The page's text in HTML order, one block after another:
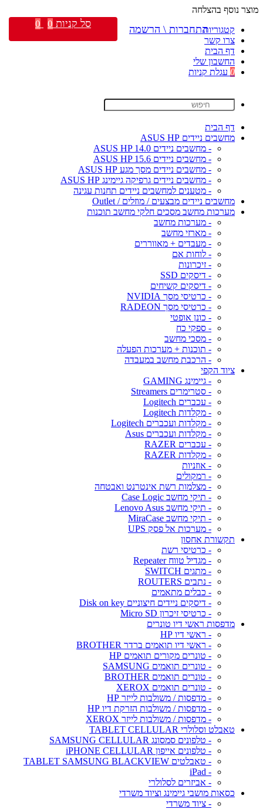
מוצר נוסף בהצלחה
קטגוריות
צרו קשר
דף הבית
החשבון שלי
0 עגלת קניות
דף הבית
מחשבים ניידים ASUS HP
- מחשבים ניידים ASUS HP 14.0
- מחשבים ניידים ASUS HP 15.6
- מחשבים ניידים מסך מגע ASUS HP
- מחשבים ניידים גרפיקה גיימינג ASUS HP
- מטענים למחשבים ניידים תחנות עגינה
מחשבים ניידים מבצעים / מוזלים / Outlet
מערכות מחשב מסכים חלקי מחשב תוכנות
- מערכות מחשב
- מארזי מחשב
- מעבדים + מאווררים
- לוחות אם
- זיכרונות
- דיסקים SSD
- דיסקים קשיחים
- כרטיסי מסך NVIDIA
- כרטיסי מסך RADEON
- כונן אופטי
- ספקי כח
- מסכי מחשב
- תוכנות + מערכות הפעלה
- הרכבת מחשב במעבדה
ציוד הקפי
- גיימינג GAMING
- סטרימרים Streamers
- עכברים Logitech
- מקלדות Logitech
- מקלדות ועכברים Logitech
- מקלדות ועכברים Asus
- עכברים RAZER
- מקלדות RAZER
- אוזניות
- רמקולים
- מצלמות רשת אינטרנט ואבטחה
- תיקי מחשב Case Logic
- תיקי מחשב Lenovo Asus
- תיקי מחשב MiraCase
- מערכות אל פסק UPS
תקשורת אחסון
- כרטיסי רשת
- מגדיל טווח Repeater
- מתגים SWITCH
- נתבים ROUTERS
- כבלים מתאמים
- דיסקים ניידים חיצוניים Disk on key
- כרטיסי זיכרון Micro SD
מדפסות ראשי דיו טונרים
- ראשי דיו HP
- ראשי דיו תואמים ברדר BROTHER
- טונרים מקורים תואמים HP
- טונרים תואמים SAMSUNG
- טונרים תואמים BROTHER
- טונרים תואמים XEROX
- מדפסות / משולבות לייזר HP
- מדפסות / משולבות הזרקת דיו HP
- מדפסות / משולבות לייזר XEROX
טאבלט וסלולרי TABLET CELLULAR
- טלפונים סמסונג SAMSUNG CELLULAR
- טלפונים אייפון iPHONE CELLULAR
- טאבלטים TABLET SAMSUNG BLACKVIEW
- iPad
- אביזרים לסלולרי
כסאות מושבי גיימינג וציוד משרדי
- ציוד משרדי
התחברות \ הרשמה סל קניות 0
0